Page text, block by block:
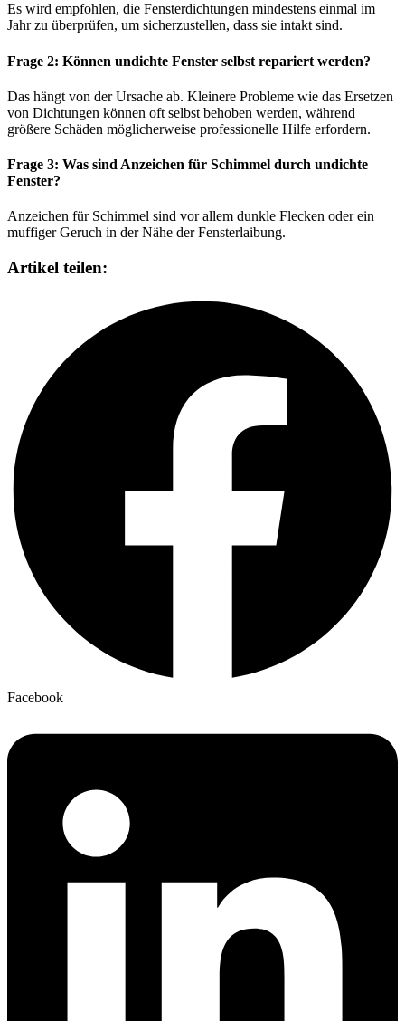
Es wird empfohlen, die Fensterdichtungen mindestens einmal im
Jahr zu überprüfen, um sicherzustellen, dass sie intakt sind.
Frage 2: Können undichte Fenster selbst repariert werden?
Das hängt von der Ursache ab. Kleinere Probleme wie das Ersetzen
von Dichtungen können oft selbst behoben werden, während
größere Schäden möglicherweise professionelle Hilfe erfordern.
Frage 3: Was sind Anzeichen für Schimmel durch undichte
Fenster?
Anzeichen für Schimmel sind vor allem dunkle Flecken oder ein
muffiger Geruch in der Nähe der Fensterlaibung.
Artikel teilen:
Facebook